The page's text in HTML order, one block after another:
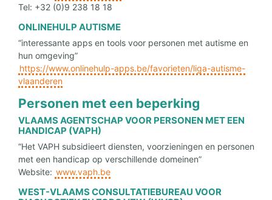
Tel: +32 (0)9 238 18 18
ONLINEHULP AUTISME
“interessante apps en tools voor personen met autisme en
hun omgeving”
https://www.onlinehulp-apps.be/favorieten/liga-autisme-
vlaanderen
Personen met een beperking
VLAAMS AGENTSCHAP VOOR PERSONEN MET EEN
HANDICAP (VAPH)
“Het VAPH subsidieert diensten, voorzieningen en personen
met een handicap op verschillende domeinen”
Website: www.vaph.be
WEST-VLAAMS CONSULTATIEBUREAU VOOR